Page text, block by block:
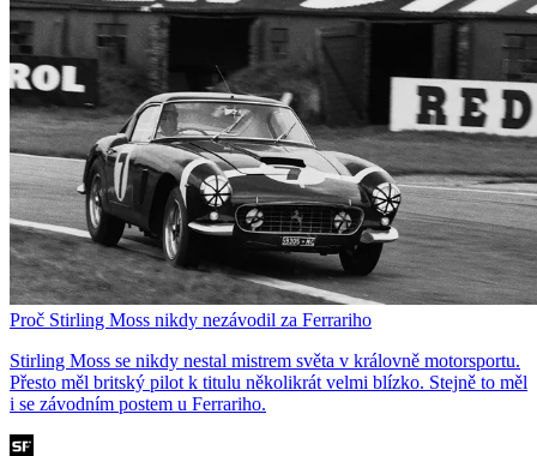
Proč Stirling Moss nikdy nezávodil za Ferrariho
Stirling Moss se nikdy nestal mistrem světa v královně motorsportu.
Přesto měl britský pilot k titulu několikrát velmi blízko. Stejně to měl
i se závodním postem u Ferrariho.